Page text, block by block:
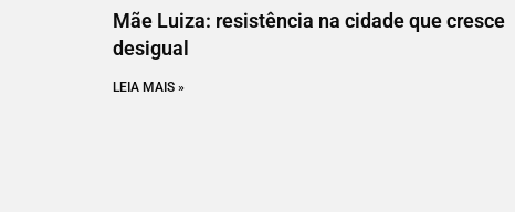
Mãe Luiza: resistência na cidade que cresce
desigual
LEIA MAIS »